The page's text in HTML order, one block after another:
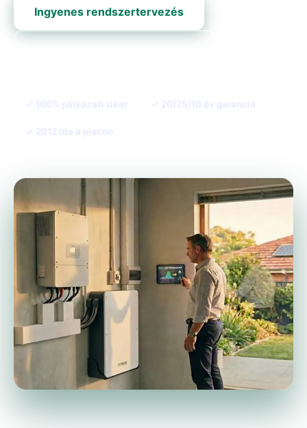
Ingyenes rendszertervezés
✓ 100% pályázati siker ✓ 20/25/10 év garancia
✓ 2012 óta a piacon